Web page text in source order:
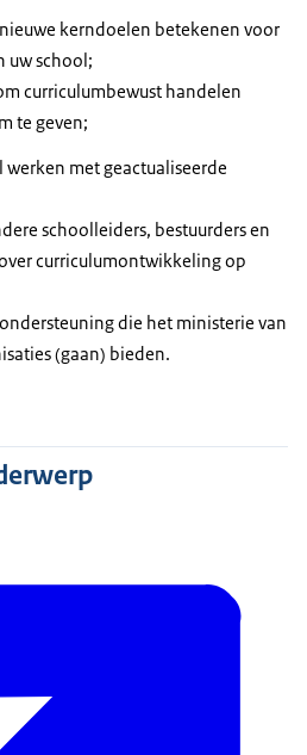
kerndoelen betekenen voor
uw school;
curriculumbewust handelen
te geven;
werken met geactualiseerde
schoolleiders, bestuurders en
curriculumontwikkeling op
die het ministerie van
(gaan) bieden.